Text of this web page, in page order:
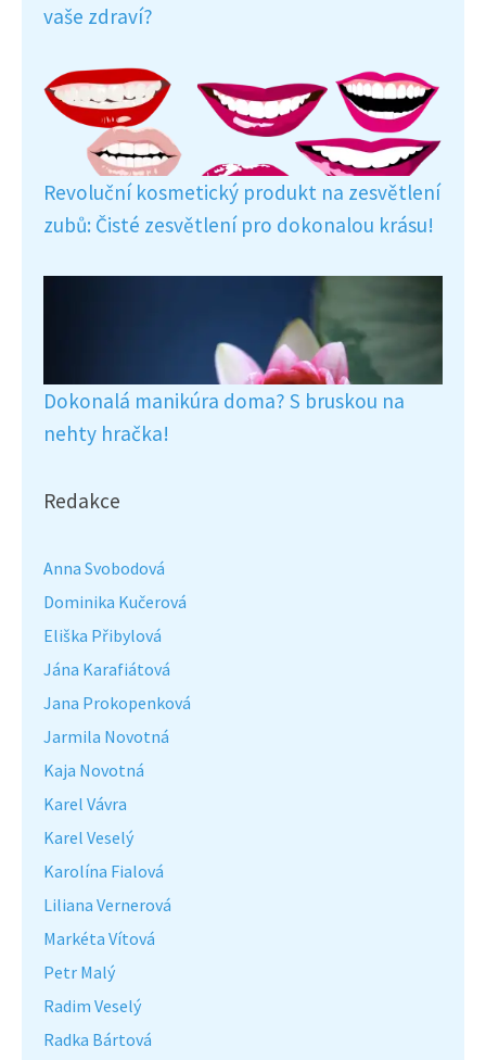
vaše zdraví?
Revoluční kosmetický produkt na zesvětlení
zubů: Čisté zesvětlení pro dokonalou krásu!
Dokonalá manikúra doma? S bruskou na
nehty hračka!
Redakce
Anna Svobodová
Dominika Kučerová
Eliška Přibylová
Jána Karafiátová
Jana Prokopenková
Jarmila Novotná
Kaja Novotná
Karel Vávra
Karel Veselý
Karolína Fialová
Liliana Vernerová
Markéta Vítová
Petr Malý
Radim Veselý
Radka Bártová